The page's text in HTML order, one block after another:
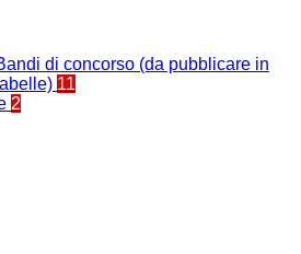
di concorso (da pubblicare in
11
2